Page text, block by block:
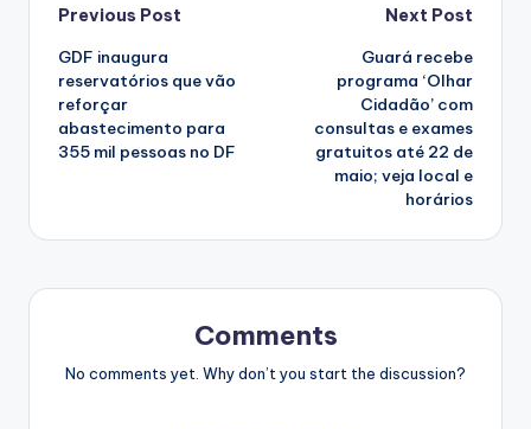
Post
navigation
Previous Post
GDF inaugura
reservatórios que vão
reforçar
abastecimento para
355 mil pessoas no DF
Next Post
Guará recebe
programa ‘Olhar
Cidadão’ com
consultas e exames
gratuitos até 22 de
maio; veja local e
horários
Comments
No comments yet. Why don’t you start the discussion?